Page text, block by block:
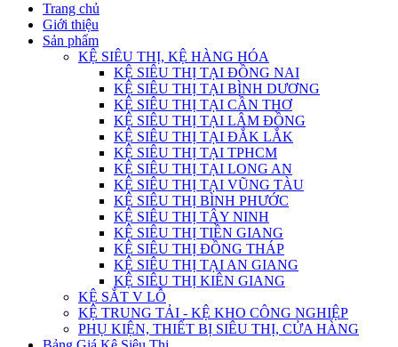
Trang chủ
Giới thiệu
Sản phẩm
KỆ SIÊU THỊ, KỆ HÀNG HÓA
KỆ SIÊU THỊ TẠI ĐỒNG NAI
KỆ SIÊU THỊ TẠI BÌNH DƯƠNG
KỆ SIÊU THỊ TẠI CẦN THƠ
KỆ SIÊU THỊ TẠI LÂM ĐỒNG
KỆ SIÊU THỊ TẠI ĐẮK LẮK
KỆ SIÊU THỊ TẠI TPHCM
KỆ SIÊU THỊ TẠI LONG AN
KỆ SIÊU THỊ TẠI VŨNG TÀU
KỆ SIÊU THỊ BÌNH PHƯỚC
KỆ SIÊU THỊ TÂY NINH
KỆ SIÊU THỊ TIỀN GIANG
KỆ SIÊU THỊ ĐỒNG THÁP
KỆ SIÊU THỊ TẠI AN GIANG
KỆ SIÊU THỊ KIÊN GIANG
KỆ SẮT V LỖ
KỆ TRUNG TẢI - KỆ KHO CÔNG NGHIỆP
PHỤ KIỆN, THIẾT BỊ SIÊU THỊ, CỬA HÀNG